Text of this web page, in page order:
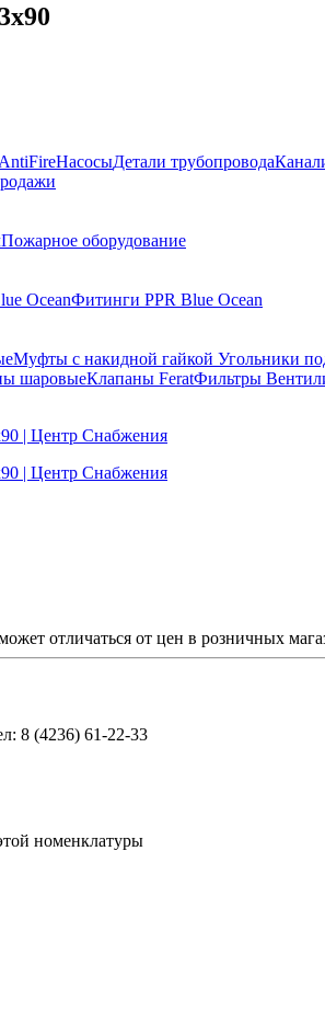
НасосыДетали трубопровода
Пожарное оборудование
OceanФитинги PPR Blue Ocean
Муфты с накидной гайкой Угольники
шаровыеКлапаны FeratФильтры
отличаться от цен в розничных
8 (4236) 61-22-33
номенклатуры